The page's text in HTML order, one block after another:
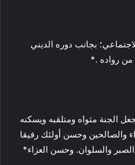
بجانب دوره الديني
من رواده .*
الجنة مثواه ومتلقبه ويسكنه
والصالحين وحسن أولئك رفيقا
الصبر والسلوان. وحسن العزاء*